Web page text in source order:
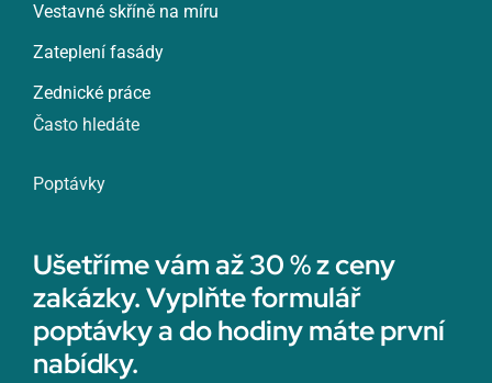
Vestavné skříně na míru
Zateplení fasády
Zednické práce
Často hledáte
Poptávky
Ušetříme vám až 30 % z ceny
zakázky. Vyplňte formulář
poptávky a do hodiny máte první
nabídky.